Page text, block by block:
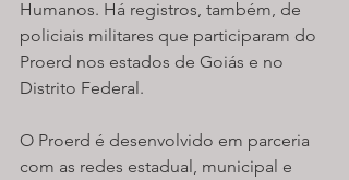
Humanos. Há registros, também, de
policiais militares que participaram do
Proerd nos estados de Goiás e no
Distrito Federal.
O Proerd é desenvolvido em parceria
com as redes estadual, municipal e